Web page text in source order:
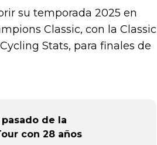
su temporada 2025 en
Classic, con la Classic
Stats, para finales de
de la
con 28 años